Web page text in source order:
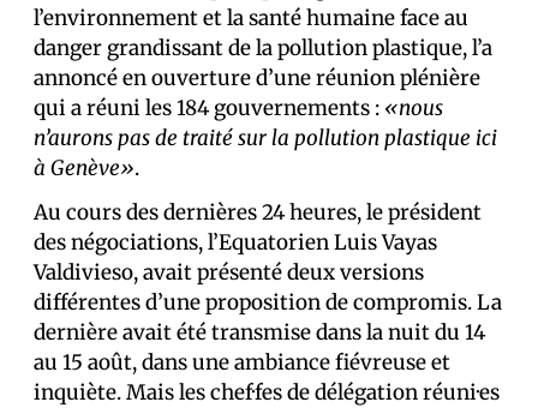
l’environnement et la santé humaine face au
danger grandissant de la pollution plastique, l’a
annoncé en ouverture d’une réunion plénière
qui a réuni les 184 gouvernements : «nous
n’aurons pas de traité sur la pollution plastique ici
à Genève».
Au cours des dernières 24 heures, le président
des négociations, l’Equatorien Luis Vayas
Valdivieso, avait présenté deux versions
différentes d’une proposition de compromis. La
dernière avait été transmise dans la nuit du 14
au 15 août, dans une ambiance fiévreuse et
inquiète. Mais les chef·fes de délégation réuni·es